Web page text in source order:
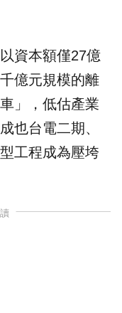
資本額僅27億
億元規模的離
」，低估產業
也台電二期、
工程成為壓垮